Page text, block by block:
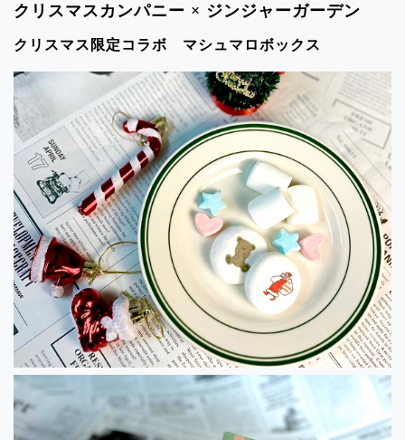
イベント出店のお知らせ「コトイチアト
レヴィ三鷹」
2024.05.02
イベント出店のお知らせ「東急百貨店聖
蹟桜ヶ丘店」
2024.05.02
イベント出店のお知らせ「東急青葉台
駅」
2024.05.02
イベント出店のお知らせ「東急目黒駅改
札内」
2024.05.02
イベント出店のお知らせ「東武百貨店池
クリスマスカンパニー × ジンジャーガーデン
クリスマス限定コラボ マシュマロボックス